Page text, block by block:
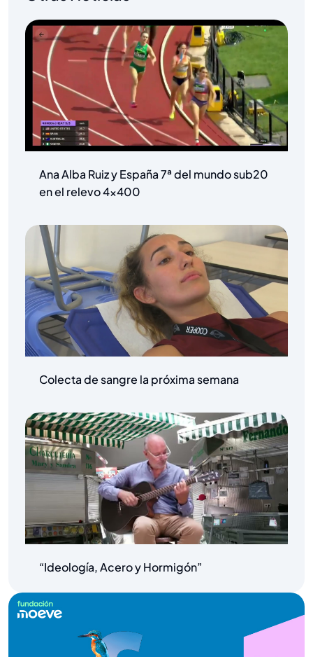
Ana Alba Ruiz y España 7ª del mundo sub20
en el relevo 4×400
Colecta de sangre la próxima semana
“Ideología, Acero y Hormigón”